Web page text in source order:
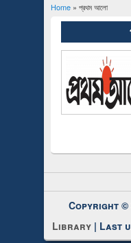
You are here
Home» প্রথম আলো
Copyright ©
Library | Last